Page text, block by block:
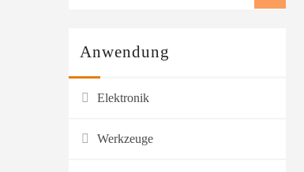
Anwendung
Elektronik
Werkzeuge